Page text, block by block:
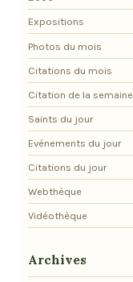
Expositions
Photos du mois
Citations du mois
Citation de la semaine
Saints du jour
Evénements du jour
Citations du jour
Webthèque
Vidéothèque
Archives